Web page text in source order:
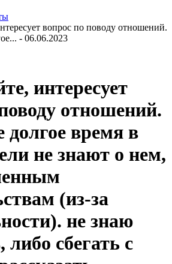
вопрос по поводу отношений.
- 06.06.2023
интересует
отношений.
долгое время в
не знают о нем,
(из-за
не знаю
либо сбегать с